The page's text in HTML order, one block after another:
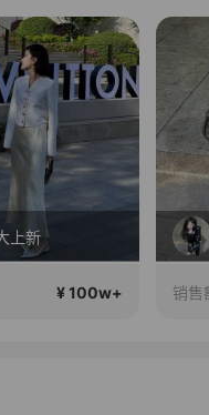
现场你们说了算
¥ 100w+